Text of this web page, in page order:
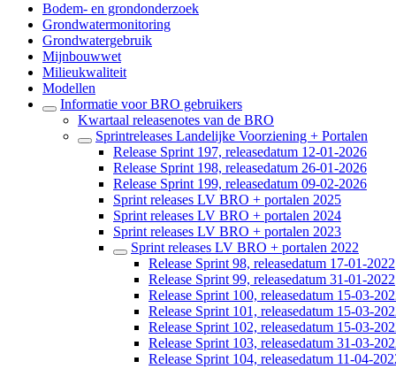
Bodem- en grondonderzoek
Grondwatermonitoring
Grondwatergebruik
Mijnbouwwet
Milieukwaliteit
Modellen
Informatie voor BRO gebruikers
Kwartaal releasenotes van de BRO
Sprintreleases Landelijke Voorziening + Portalen
Release Sprint 197, releasedatum 12-01-2026
Release Sprint 198, releasedatum 26-01-2026
Release Sprint 199, releasedatum 09-02-2026
Sprint releases LV BRO + portalen 2025
Sprint releases LV BRO + portalen 2024
Sprint releases LV BRO + portalen 2023
Sprint releases LV BRO + portalen 2022
Release Sprint 98, releasedatum 17-01-2022
Release Sprint 99, releasedatum 31-01-2022
Release Sprint 100, releasedatum 15-03-
Release Sprint 101, releasedatum 15-03-
Release Sprint 102, releasedatum 15-03-
Release Sprint 103, releasedatum 31-03-
Release Sprint 104, releasedatum 11-04-